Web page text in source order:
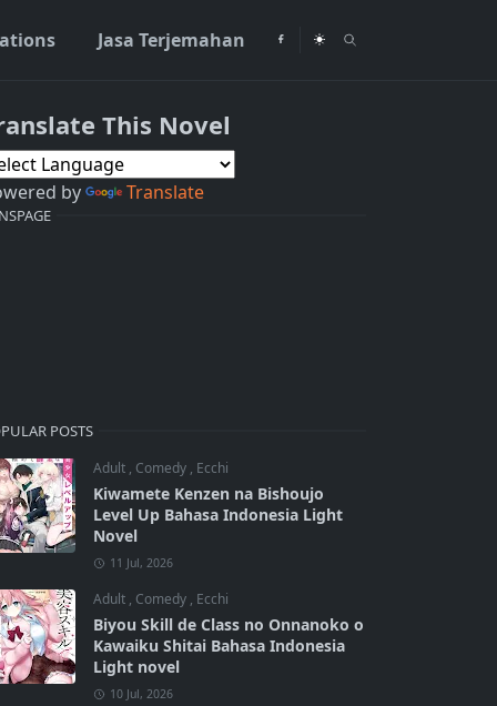
Jasa Terjemahan
This Novel
by Translate
POSTS
Adult , Comedy , Ecchi
Kiwamete Kenzen na Bishoujo
Level Up Bahasa Indonesia Light
Novel
11 Jul, 2026
Adult , Comedy , Ecchi
Biyou Skill de Class no Onnanoko o
Kawaiku Shitai Bahasa Indonesia
Light novel
10 Jul, 2026